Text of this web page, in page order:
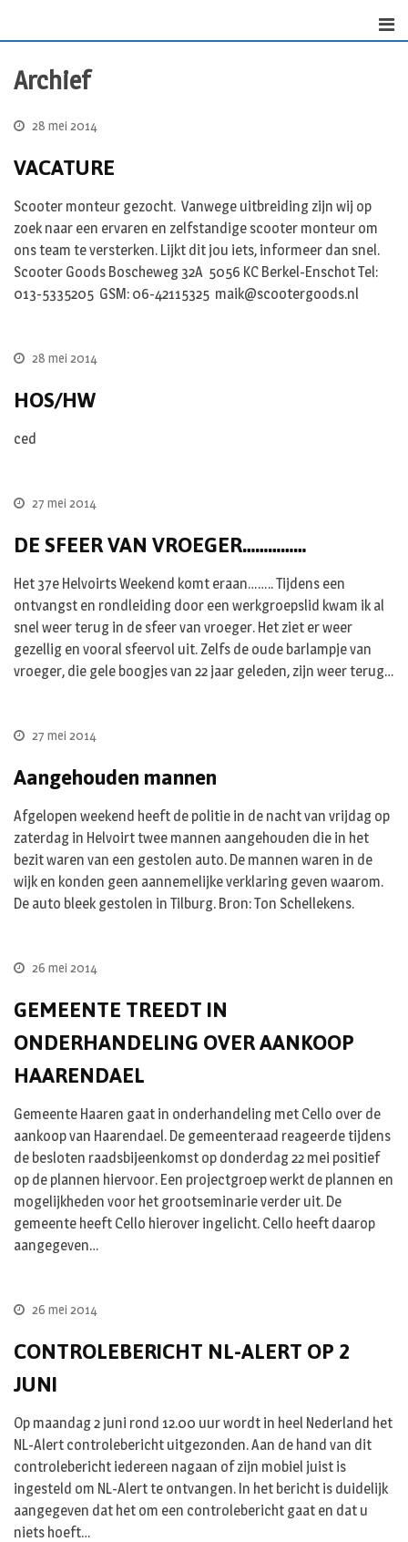
Archief
28 mei 2014
VACATURE
Scooter monteur gezocht. Vanwege uitbreiding zijn wij op
zoek naar een ervaren en zelfstandige scooter monteur om
ons team te versterken. Lijkt dit jou iets, informeer dan snel.
Scooter Goods Boscheweg 32A 5056 KC Berkel-Enschot Tel:
013-5335205 GSM: 06-42115325 maik@scootergoods.nl
28 mei 2014
HOS/HW
ced
27 mei 2014
DE SFEER VAN VROEGER……………
Het 37e Helvoirts Weekend komt eraan…….. Tijdens een
ontvangst en rondleiding door een werkgroepslid kwam ik al
snel weer terug in de sfeer van vroeger. Het ziet er weer
gezellig en vooral sfeervol uit. Zelfs de oude barlampje van
vroeger, die gele boogjes van 22 jaar geleden, zijn weer terug…
27 mei 2014
Aangehouden mannen
Afgelopen weekend heeft de politie in de nacht van vrijdag op
zaterdag in Helvoirt twee mannen aangehouden die in het
bezit waren van een gestolen auto. De mannen waren in de
wijk en konden geen aannemelijke verklaring geven waarom.
De auto bleek gestolen in Tilburg. Bron: Ton Schellekens.
26 mei 2014
GEMEENTE TREEDT IN
ONDERHANDELING OVER AANKOOP
HAARENDAEL
Gemeente Haaren gaat in onderhandeling met Cello over de
aankoop van Haarendael. De gemeenteraad reageerde tijdens
de besloten raadsbijeenkomst op donderdag 22 mei positief
op de plannen hiervoor. Een projectgroep werkt de plannen en
mogelijkheden voor het grootseminarie verder uit. De
gemeente heeft Cello hierover ingelicht. Cello heeft daarop
aangegeven…
26 mei 2014
CONTROLEBERICHT NL-ALERT OP 2
JUNI
Op maandag 2 juni rond 12.00 uur wordt in heel Nederland het
NL-Alert controlebericht uitgezonden. Aan de hand van dit
controlebericht iedereen nagaan of zijn mobiel juist is
ingesteld om NL-Alert te ontvangen. In het bericht is duidelijk
aangegeven dat het om een controlebericht gaat en dat u
niets hoeft…